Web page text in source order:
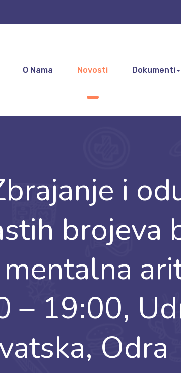
O Nama Novosti Dokumenti
i
brojeva
– 19:00,
Odra